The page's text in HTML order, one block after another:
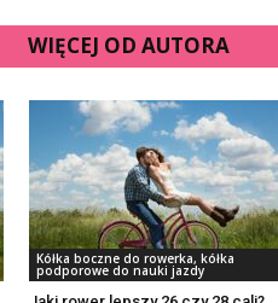
WIĘCEJ OD AUTORA
Kółka boczne do rowerka, kółka
podporowe do nauki jazdy